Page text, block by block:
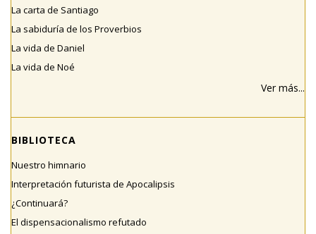
La carta de Santiago
La sabiduría de los Proverbios
La vida de Daniel
La vida de Noé
Ver más...
BIBLIOTECA
Nuestro himnario
Interpretación futurista de Apocalipsis
¿Continuará?
El dispensacionalismo refutado